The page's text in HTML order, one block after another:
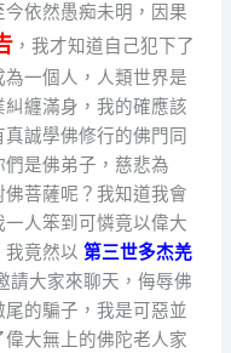
依然愚痴未明，因果
，我才知道自己犯下了
一個人，人類世界是
纏滿身，我的確應該
誠學佛修行的佛門同
是佛弟子，慈悲為
菩薩呢？我知道我會
人笨到可憐竟以偉大
我竟然以第三世多杰羌
請大家來聊天，侮辱佛
的騙子，我是可惡並
大無上的佛陀老人家